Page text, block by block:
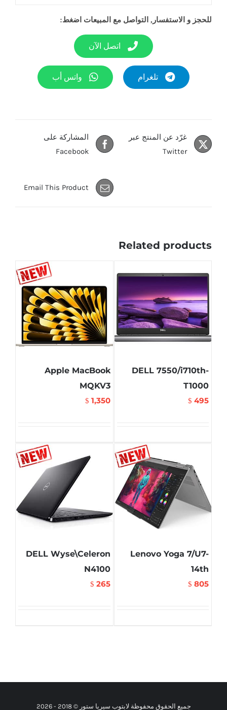
للحجز و الاستفسار, التواصل مع المبيعات اضغط:
اتصل الآن
تلغرام واتس أب
المشاركة على
Facebook
غرّد عن المنتج عبر
Twitter
Email This Product
Related products
DELL 7550/i710th-
T1000
$ 495
Apple MacBook
MQKV3
$ 1,350
Lenovo Yoga 7/U7-
14th
$ 805
DELL Wyse\Celeron
N4100
$ 265
جميع الحقوق محفوظة لابتوب سيريا ستور © 2018 - 2026